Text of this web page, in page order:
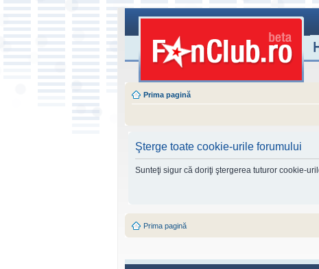
Prima pagină
Şterge toate cookie-urile forumului
Sunteţi sigur că doriţi ştergerea tuturor cookie-
Prima pagină